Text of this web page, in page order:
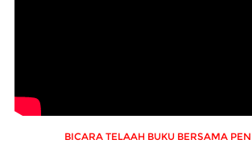
BICARA TELAAH BUKU BERSAMA